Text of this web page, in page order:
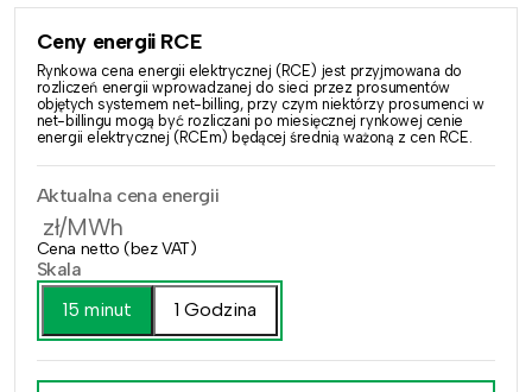
Ceny energii RCE
Rynkowa cena energii elektrycznej (RCE) jest przyjmowana do
rozliczeń energii wprowadzanej do sieci przez prosumentów
objętych systemem net-billing, przy czym niektórzy prosumenci w
net-billingu mogą być rozliczani po miesięcznej rynkowej cenie
energii elektrycznej (RCEm) będącej średnią ważoną z cen RCE.
Aktualna cena energii
zł/MWh
Cena netto (bez VAT)
Skala
15 minut
1 Godzina